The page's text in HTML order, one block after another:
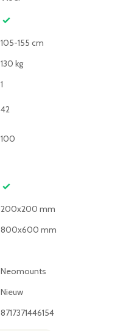
105-155 cm
130 kg
1
42
100
200x200 mm
800x600 mm
Neomounts
Nieuw
8717371446154